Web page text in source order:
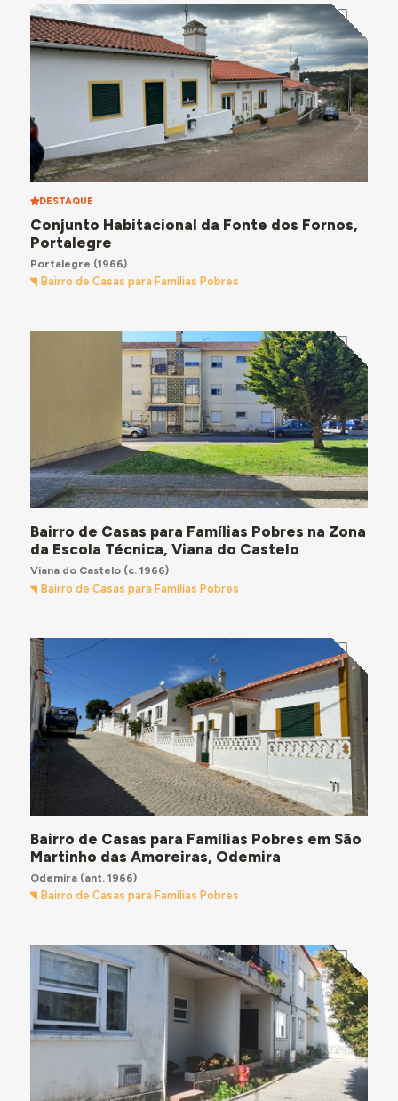
DESTAQUE
Conjunto Habitacional da Fonte dos Fornos,
Portalegre
Portalegre (1966)
Bairro de Casas para Famílias Pobres
Bairro de Casas para Famílias Pobres na Zona
da Escola Técnica, Viana do Castelo
Viana do Castelo(c. 1966)
Bairro de Casas para Famílias Pobres
Bairro de Casas para Famílias Pobres em São
Martinho das Amoreiras, Odemira
Odemira(ant. 1966)
Bairro de Casas para Famílias Pobres